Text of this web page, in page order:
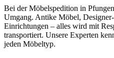
Bei der Möbelspedition in
Umgang. Antike Möbel,
Einrichtungen – alles wird mit
transportiert. Unsere Experten
jeden Möbeltyp.